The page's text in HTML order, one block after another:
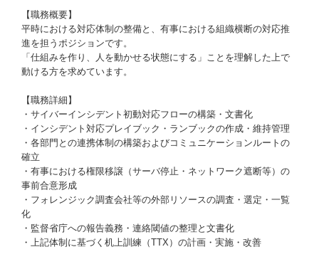
【職務概要】
平時における対応体制の整備と、有事における組織横断の対応推
進を担うポジションです。
「仕組みを作り、人を動かせる状態にする」ことを理解した上で
動ける方を求めています。
【職務詳細】
・サイバーインシデント初動対応フローの構築・文書化
・インシデント対応プレイブック・ランブックの作成・維持管理
・各部門との連携体制の構築およびコミュニケーションルートの
確立
・有事における権限移譲（サーバ停止・ネットワーク遮断等）の
事前合意形成
・フォレンジック調査会社等の外部リソースの調査・選定・一覧
化
・監督省庁への報告義務・連絡閾値の整理と文書化
・上記体制に基づく机上訓練（TTX）の計画・実施・改善